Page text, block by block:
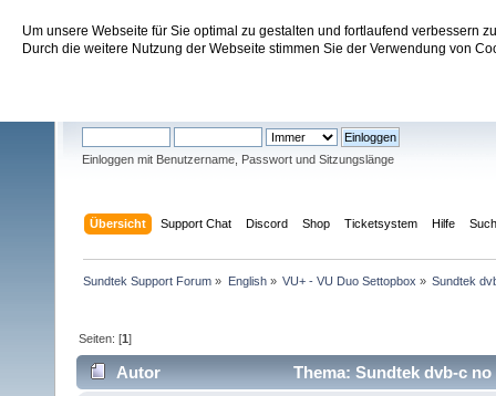
Um unsere Webseite für Sie optimal zu gestalten und fortlaufend verbessern
Durch die weitere Nutzung der Webseite stimmen Sie der Verwendung von
Sundtek Support Forum
Einloggen mit Benutzername, Passwort und Sitzungslänge
Übersicht Support Chat Discord Shop Ticketsystem Hilfe
Sundtek Support Forum » English» VU+ - VU Duo Settopbox » Sundtek
Seiten: [1]
Autor Thema: Sundtek dvb-c